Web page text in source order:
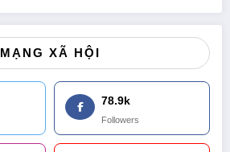
MẠNG XÃ HỘI
78.9k
Followers